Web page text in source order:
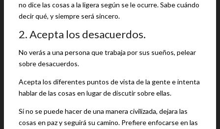
no dice las cosas a la ligera según se le ocurre. Sabe cuándo
decir qué, y siempre será sincero.
2. Acepta los desacuerdos.
No verás a una persona que trabaja por sus sueños, pelear
sobre desacuerdos.
Acepta los diferentes puntos de vista de la gente e intenta
hablar de las cosas en lugar de discutir sobre ellas.
Si no se puede hacer de una manera civilizada, dejara las
cosas en paz y seguirá su camino. Prefiere enfocarse en las